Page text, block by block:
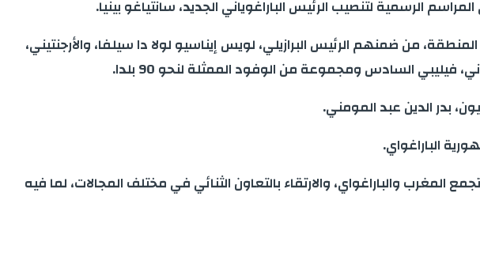
الرسمية لتنصيب الرئيس الباراغوياني الجديد، سانتياغو بينيا.
من ضمنهم الرئيس البرازيلي، لويس إيناسيو لولا دا سيلفا، والأرجنتيني،
فيليبي السادس ومجموعة من الوفود الممثلة لنحو 90 بلدا.
بدر الدين عبد المومني.
الباراغواي.
والباراغواي، والارتقاء بالتعاون الثنائي في مختلف المجالات، لما فيه